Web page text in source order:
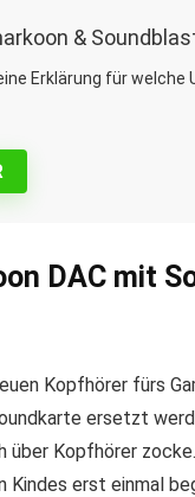
&
Erklärung für
DAC mit
Kopfhörer fürs
ersetzt
über Kopfhörer
erst einmal